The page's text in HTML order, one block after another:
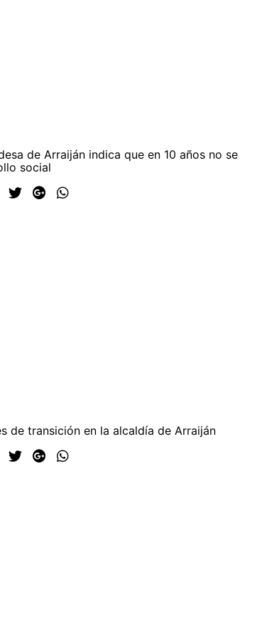
de Arraiján indica que en 10 años no se
social
de transición en la alcaldía de Arraiján